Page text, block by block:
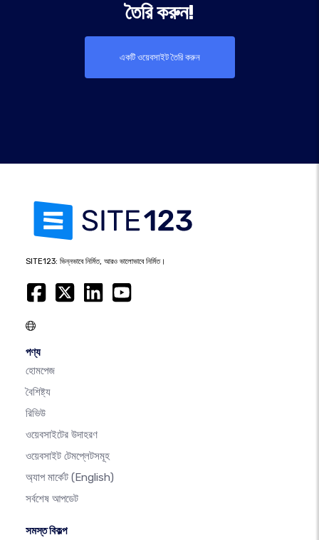
তৈরি করুন!
একটি ওয়েবসাইট তৈরি করুন
SITE123: ভিন্নভাবে নির্মিত, আরও ভালোভাবে নির্মিত।
পণ্য
হোমপেজ
বৈশিষ্ট্য
রিভিউ
ওয়েবসাইটের উদাহরণ
ওয়েবসাইট টেমপ্লেটসমূহ
অ্যাপ মার্কেট (English)
সর্বশেষ আপডেট
সমস্ত বিকল্প